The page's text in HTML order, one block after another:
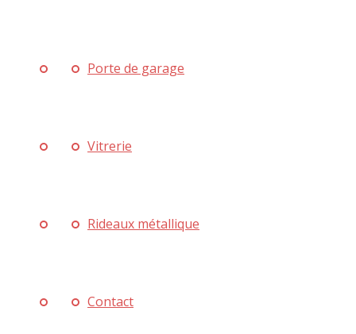
Porte de garage
Vitrerie
Rideaux métallique
Contact